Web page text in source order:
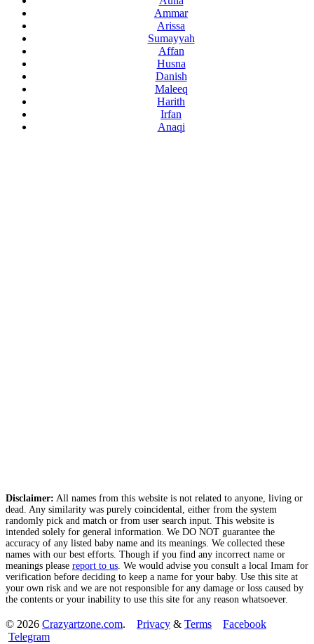
Ammar
Arissa
Sumayyah
Affan
Husna
Danish
Maleeq
Harith
Irfan
Anaqi
Disclaimer: All names from this website is not related to anyone, living or
dead. Any similarity was purely coincidental, either from the system
randomly pick and match or from user search input. This website is
intended solely for general information. We DO NOT guarantee the
accuracy of any listed baby name and its meanings. We collected these
names with our best efforts. Though if you find any incorrect name or
meanings please report to us . We would advise you consult a local Imam for
verification before deciding to keep a name for your baby. Use this site at
your own risk and we are not responsible for any damage or loss caused by
the contents or your inability to use this site for any reason whatsoever.
© 2026 Crazyartzone.com. Privacy & Terms
Facebook
Telegram